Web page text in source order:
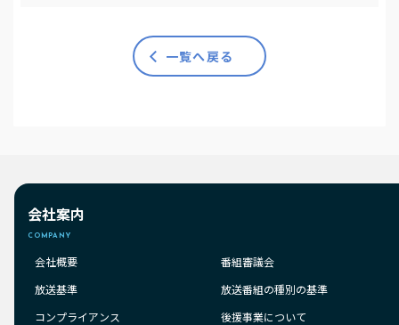
一覧へ戻る
会社案内
COMPANY
会社概要
放送基準
コンプライアンス
番組審議会
放送番組の種別の基準
後援事業について